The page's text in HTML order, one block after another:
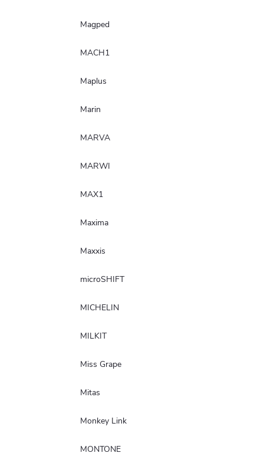
Magped
MACH1
Maplus
Marin
MARVA
MARWI
MAX1
Maxima
Maxxis
microSHIFT
MICHELIN
MILKIT
Miss Grape
Mitas
Monkey Link
MONTONE